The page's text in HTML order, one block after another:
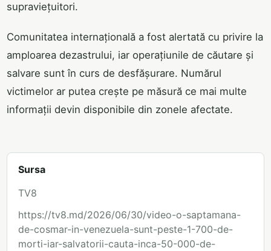
supraviețuitori.
Comunitatea internațională a fost alertată cu privire la
amploarea dezastrului, iar operațiunile de căutare și
salvare sunt în curs de desfășurare. Numărul
victimelor ar putea crește pe măsură ce mai multe
informații devin disponibile din zonele afectate.
Sursa
TV8
https://tv8.md/2026/06/30/video-o-saptamana-
de-cosmar-in-venezuela-sunt-peste-1-700-de-
morti-iar-salvatorii-cauta-inca-50-000-de-